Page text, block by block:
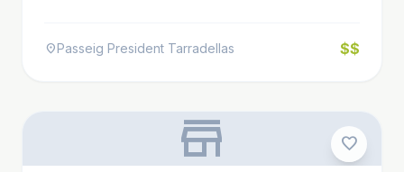
location_onPasseig President Tarradellas $$
favorite
store